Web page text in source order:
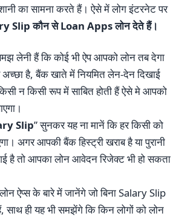
का सामना करते हैं। ऐसे में लोग इंटरनेट पर
Slip कौन से Loan Apps लोन देते हैं।
लेनी हैं कि कोई भी ऐप आपको लोन तब देगा
है, बैंक खाते में नियमित लेन-देन दिखाई
न किसी रूप में साबित होती हैं ऐसे मे आपको
Slip” सुनकर यह ना मानें कि हर किसी को
अगर आपकी बैंक हिस्ट्री खराब है या पुरानी
है तो आपका लोन आवेदन रिजेक्ट भी हो सकता
ऐप्स के बारे में जानेंगे जो बिना Salary Slip
साथ ही यह भी समझेंगे कि किन लोगों को लोन